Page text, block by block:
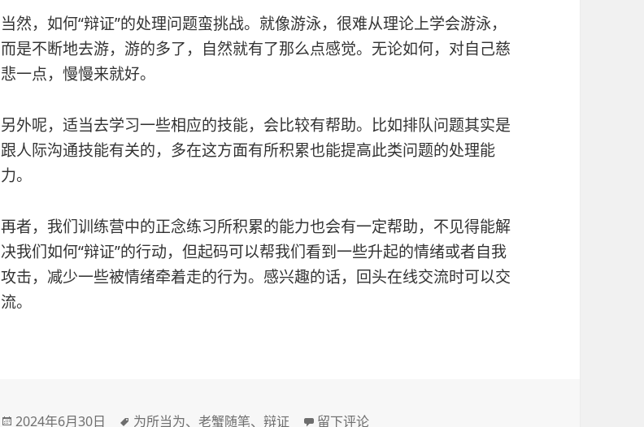
当然，如何“辩证”的处理问题蛮挑战。就像游泳，很难从理论上学会游泳，
而是不断地去游，游的多了，自然就有了那么点感觉。无论如何，对自己慈
悲一点，慢慢来就好。
另外呢，适当去学习一些相应的技能，会比较有帮助。比如排队问题其实是
跟人际沟通技能有关的，多在这方面有所积累也能提高此类问题的处理能
力。
再者，我们训练营中的正念练习所积累的能力也会有一定帮助，不见得能解
决我们如何“辩证”的行动，但起码可以帮我们看到一些升起的情绪或者自我
攻击，减少一些被情绪牵着走的行为。感兴趣的话，回头在线交流时可以交
流。
发
2024年6月30日 标
为所当为、 老蟹随笔、辩证 于再谈为所当为的辩证性
留下评论